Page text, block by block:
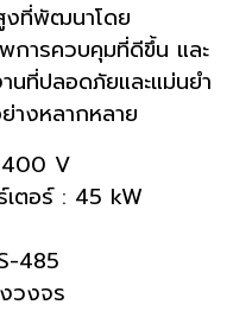
งที่พัฒนาโดย
การควบคุมที่ดีขึ้น และ
นที่ปลอดภัยและแม่นยำ
างหลากหลาย
400 V
ตอร์ : 45 kW
485
วงจร